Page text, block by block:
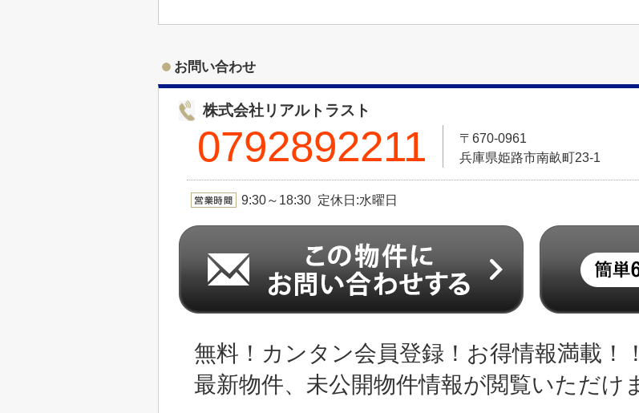
お問い合わせ
株式会社リアルトラスト
0792892211
〒670-0961
兵庫県姫路市南畝町23-1
9:30～18:30 定休日:水曜日
無料！カンタン会員登録！お得情報満載！！
最新物件、未公開物件情報が閲覧いただけ